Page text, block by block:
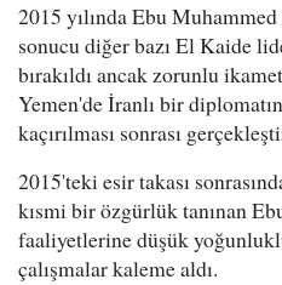
2015 yılında Ebu
sonucu diğer bazı El Kaide
bırakıldı ancak zorunlu
Yemen'de İranlı bir
kaçırılması sonrası
2015'teki esir takası
kısmi bir özgürlük tanınan
faaliyetlerine düşük
çalışmalar kaleme aldı.